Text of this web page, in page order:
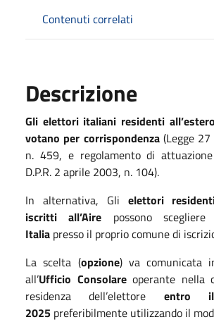
Contenuti correlati
Descrizione
Gli elettori italiani residenti
votano per corrispondenza(Legge 27
n. 459, e regolamento di
D.P.R. 2 aprile 2003, n. 104).
In alternativa, Gli elettori
iscritti all’Aire possono scegliere
Italia presso il proprio comune di
La scelta (opzione) va comunicata
all’Ufficio Consolareoperante nella
residenza dell’elettore entro
2025 preferibilmente utilizzando il